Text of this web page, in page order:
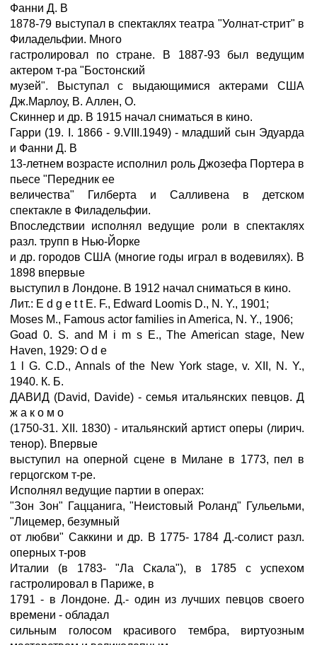
Фанни Д. В
1878-79 выступал в спектаклях театра "Уолнат-стрит" в
Филадельфии. Много
гастролировал по стране. В 1887-93 был ведущим
актером т-ра "Бостонский
музей". Выступал с выдающимися актерами США
Дж.Марлоу, В. Аллен, О.
Скиннер и др. В 1915 начал сниматься в кино.
Гарри (19. I. 1866 - 9.VIII.1949) - младший сын Эдуарда
и Фанни Д. В
13-летнем возрасте исполнил роль Джозефа Портера в
пьесе "Передник ее
величества" Гилберта и Салливена в детском
спектакле в Филадельфии.
Впоследствии исполнял ведущие роли в спектаклях
разл. трупп в Нью-Йорке
и др. городов США (многие годы играл в водевилях). В
1898 впервые
выступил в Лондоне. В 1912 начал сниматься в кино.
Лит.: E d g e t t E. F., Edward Loomis D., N. Y., 1901;
Moses M., Famous actor families in America, N. Y., 1906;
Goad 0. S. and M i m s E., The American stage, New
Haven, 1929: O d e
1 l G. C.D., Annals of the New York stage, v. XII, N. Y.,
1940. К. Б.
ДАВИД (David, Davide) - семья итальянских певцов. Д
ж а к о м о
(1750-31. XII. 1830) - итальянский артист оперы (лирич.
тенор). Впервые
выступил на оперной сцене в Милане в 1773, пел в
герцогском т-ре.
Исполнял ведущие партии в операх:
"Зон Зон" Гаццанига, "Неистовый Роланд" Гульельми,
"Лицемер, безумный
от любви" Саккини и др. В 1775- 1784 Д.-солист разл.
оперных т-ров
Италии (в 1783- "Ла Скала"), в 1785 с успехом
гастролировал в Париже, в
1791 - в Лондоне. Д.- один из лучших певцов своего
времени - обладал
сильным голосом красивого тембра, виртуозным